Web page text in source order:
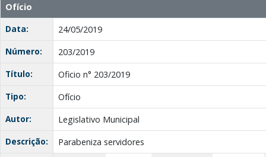
Ofício
Data:
24/05/2019
Número:
203/2019
Título:
Oficio n° 203/2019
Tipo:
Ofício
Autor:
Legislativo Municipal
Descrição:
Parabeniza servidores